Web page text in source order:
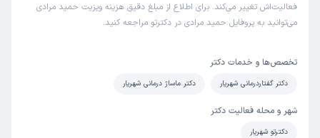
فعالیت‌اش تغییر می‌کند. برای اطلاع از مبلغ دقیق هزینه ویزیت حمید مرادی
می‌توانید به پروفایل حمید مرادی در دکترتو مراجعه کنید.
تخصص‌ها و خدمات دکتر
دکتر گفتاردرمانی شهریار دکتر ماساژ درمانی شهریار
شهر و محله فعالیت دکتر
دکترتو شهریار